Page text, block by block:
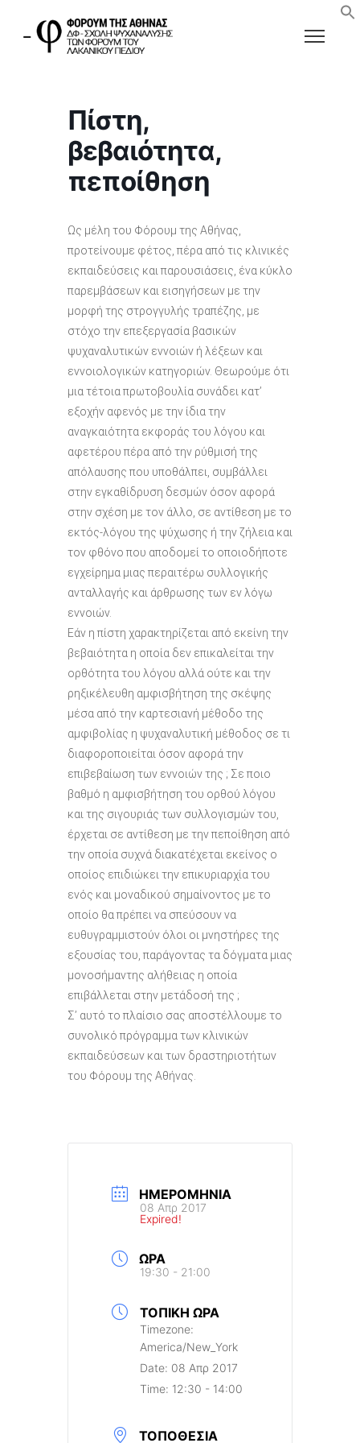
Πίστη,
βεβαιότητα,
πεποίθηση
Ως μέλη του Φόρουμ της Αθήνας,
προτείνουμε φέτος, πέρα από τις κλινικές
εκπαιδεύσεις και παρουσιάσεις, ένα κύκλο
παρεμβάσεων και εισηγήσεων με την
μορφή της στρογγυλής τραπέζης, με
στόχο την επεξεργασία βασικών
ψυχαναλυτικών εννοιών ή λέξεων και
εννοιολογικών κατηγοριών. Θεωρούμε ότι
μια τέτοια πρωτοβουλία συνάδει κατ’
εξοχήν αφενός με την ίδια την
αναγκαιότητα εκφοράς του λόγου και
αφετέρου πέρα από την ρύθμισή της
απόλαυσης που υποθάλπει, συμβάλλει
στην εγκαθίδρυση δεσμών όσον αφορά
στην σχέση με τον άλλο, σε αντίθεση με το
εκτός-λόγου της ψύχωσης ή την ζήλεια και
τον φθόνο που αποδομεί το οποιοδήποτε
εγχείρημα μιας περαιτέρω συλλογικής
ανταλλαγής και άρθρωσης των εν λόγω
εννοιών.
Εάν η πίστη χαρακτηρίζεται από εκείνη την
βεβαιότητα η οποία δεν επικαλείται την
ορθότητα του λόγου αλλά ούτε και την
ρηξικέλευθη αμφισβήτηση της σκέψης
μέσα από την καρτεσιανή μέθοδο της
αμφιβολίας η ψυχαναλυτική μέθοδος σε τι
διαφοροποιείται όσον αφορά την
επιβεβαίωση των εννοιών της ; Σε ποιο
βαθμό η αμφισβήτηση του ορθού λόγου
και της σιγουριάς των συλλογισμών του,
έρχεται σε αντίθεση με την πεποίθηση από
την οποία συχνά διακατέχεται εκείνος ο
οποίος επιδιώκει την επικυριαρχία του
ενός και μοναδικού σημαίνοντος με το
οποίο θα πρέπει να σπεύσουν να
ευθυγραμμιστούν όλοι οι μνηστήρες της
εξουσίας του, παράγοντας τα δόγματα μιας
μονοσήμαντης αλήθειας η οποία
επιβάλλεται στην μετάδοσή της ;
Σ’ αυτό το πλαίσιο σας αποστέλλουμε το
συνολικό πρόγραμμα των κλινικών
εκπαιδεύσεων και των δραστηριοτήτων
του Φόρουμ της Αθήνας.
ΗΜΕΡΟΜΗΝΊΑ
08 Απρ 2017
Expired!
ΏΡΑ
19:30 - 21:00
ΤΟΠΙΚΉ ΏΡΑ
Timezone:
America/New_York
Date: 08 Απρ 2017
Time: 12:30 - 14:00
ΤΟΠΟΘΕΣΊΑ